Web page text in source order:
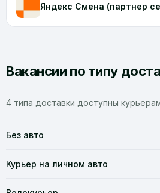
Яндекс Смена (партнер
Вакансии по типу
4 типа доставки доступны
Без авто
Курьер на личном авто